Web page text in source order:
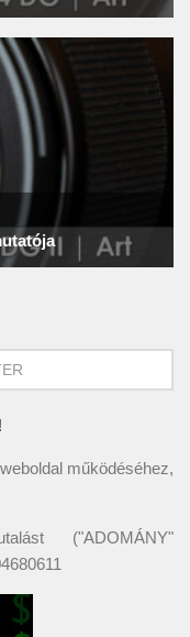
működéséhez,
("ADOMÁNY"